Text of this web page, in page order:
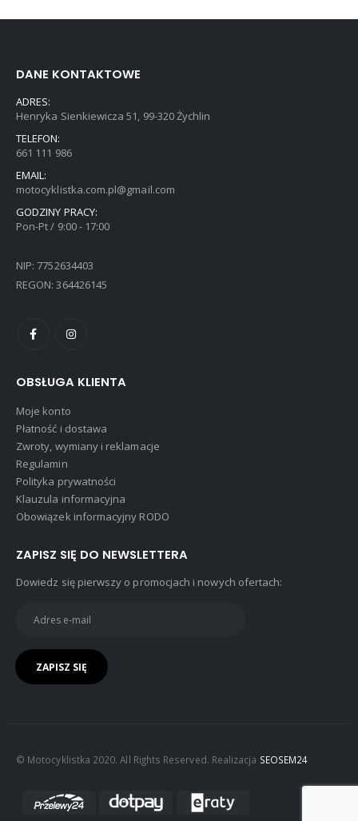
DANE KONTAKTOWE
ADRES:
Henryka Sienkiewicza 51, 99-320 Żychlin
TELEFON:
661 111 986
EMAIL:
motocyklistka.com.pl@gmail.com
GODZINY PRACY:
Pon-Pt / 9:00 - 17:00
NIP: 7752634403
REGON: 364426145
OBSŁUGA KLIENTA
Moje konto
Płatność i dostawa
Zwroty, wymiany i reklamacje
Regulamin
Polityka prywatności
Klauzula informacyjna
Obowiązek informacyjny RODO
ZAPISZ SIĘ DO NEWSLETTERA
Dowiedz się pierwszy o promocjach i nowych ofertach:
© Motocyklistka 2020. All Rights Reserved. Realizacja SEOSEM24